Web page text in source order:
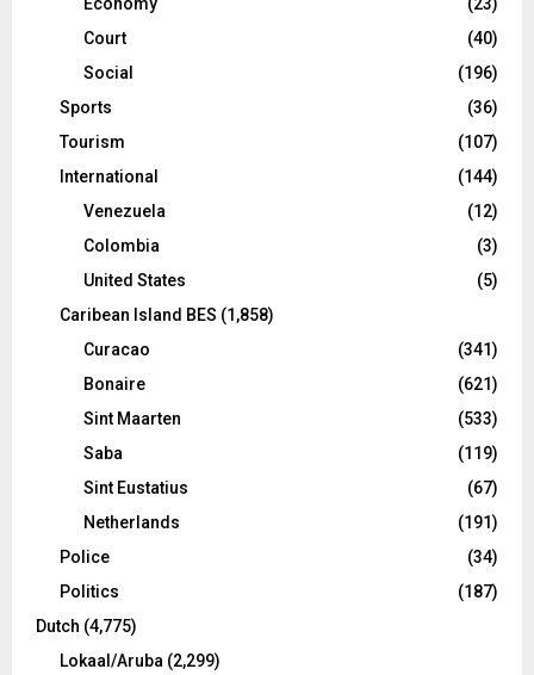
Court
(40)
Social
(196)
Sports
(36)
Tourism
(107)
International
(144)
Venezuela
(12)
Colombia
(3)
United States
(5)
Caribean Island BES (1,858)
Curacao
(341)
Bonaire
(621)
Sint Maarten
(533)
Saba
(119)
Sint Eustatius
(67)
Netherlands
(191)
Police
(34)
Politics
(187)
Dutch (4,775)
Lokaal/Aruba (2,299)